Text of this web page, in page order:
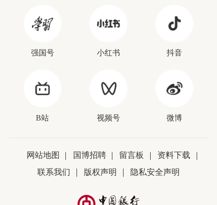
强国号 小红书 抖音
B站 视频号 微博
网站地图 国博招聘 留言板
资料下载
联系我们
版权声明 隐私安全声明